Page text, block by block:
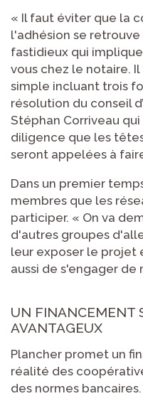
« Il faut éviter que la
l'adhésion se retrouve
fastidieux qui
vous chez le notaire.
simple incluant trois
résolution du conseil
Stéphan Corriveau
diligence que les
seront appelées à
Dans un premier
membres que les
participer. « On va
d'autres groupes
leur exposer le projet
aussi de s'engager
UN FINANCEMENT
AVANTAGEUX
Plancher promet un
réalité des
des normes